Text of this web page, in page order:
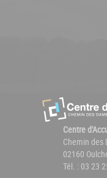
Centre
Chemin des
02160
Tél. : 03 23